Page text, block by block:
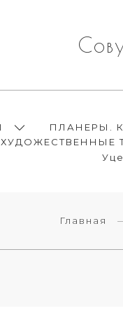
ПЛАНЕРЫ.
ХУДОЖЕСТВЕННЫЕ
Главная